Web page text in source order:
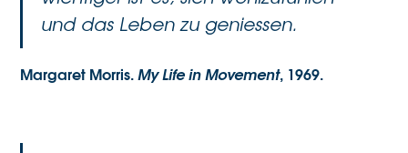
und das Leben zu geniessen.
Margaret Morris.My Life in Movement, 1969.